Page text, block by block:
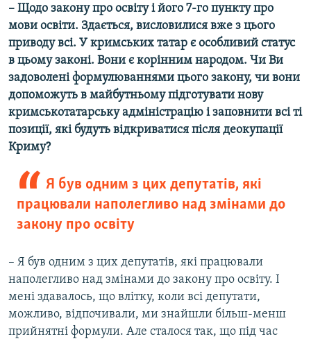
– Щодо закону про освіту і його 7-го пункту про
мови освіти. Здається, висловилися вже з цього
приводу всі. У кримських татар є особливий статус
в цьому законі. Вони є корінним народом. Чи Ви
задоволені формулюваннями цього закону, чи вони
допоможуть в майбутньому підготувати нову
кримськотатарську адміністрацію і заповнити всі ті
позиції, які будуть відкриватися після деокупації
Криму?
Я був одним з цих депутатів, які
працювали наполегливо над змінами до
закону про освіту
– Я був одним з цих депутатів, які працювали
наполегливо над змінами до закону про освіту. І
мені здавалось, що влітку, коли всі депутати,
можливо, відпочивали, ми знайшли більш-менш
прийнятні формули. Але сталося так, що під час